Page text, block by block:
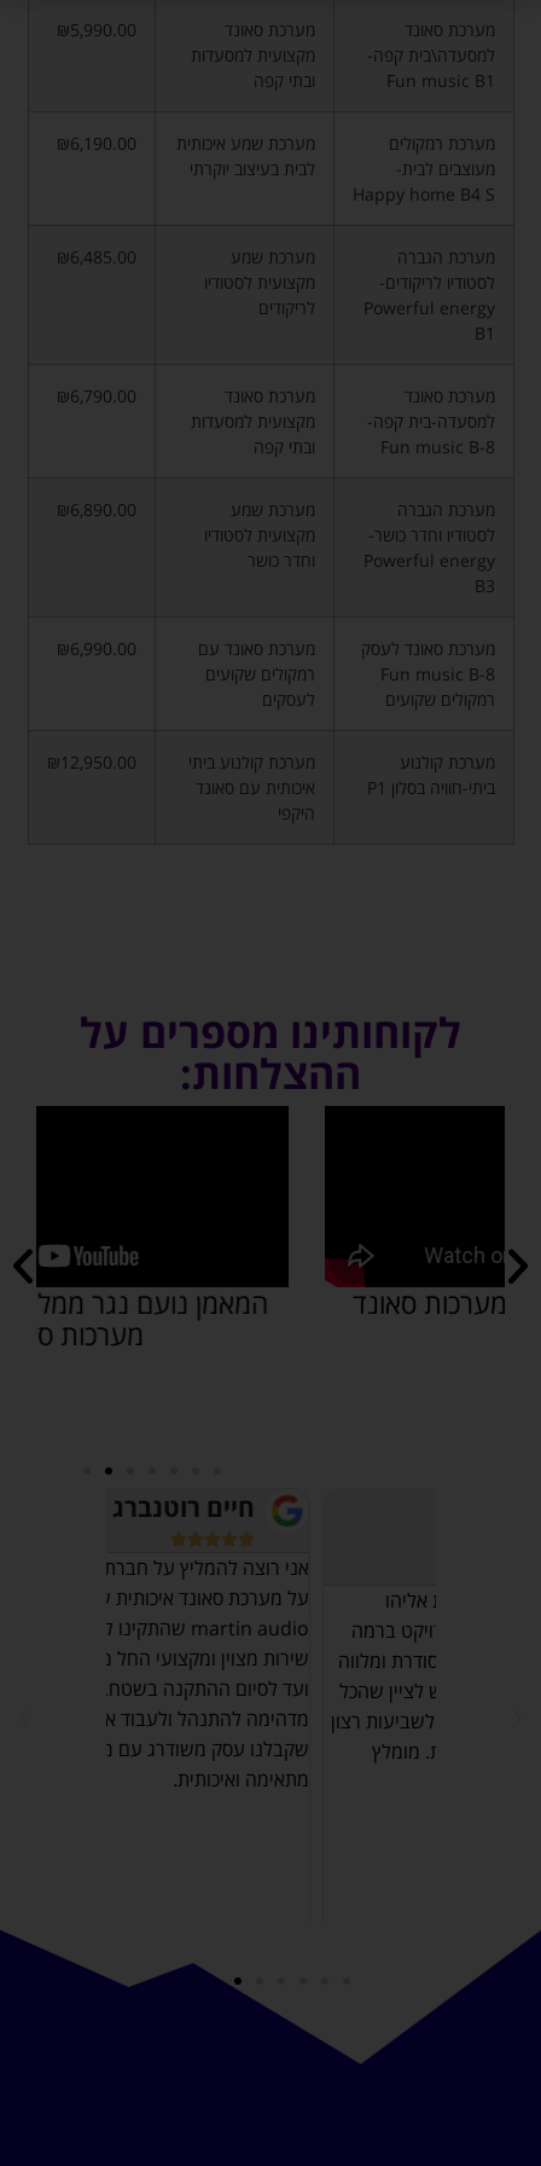
מערכת סאונד
למסעדה\בית קפה-
Fun music B1
מערכת סאונד
מקצועית למסעדות
ובתי קפה
₪5,990.00
מערכת רמקולים
מעוצבים לבית-
Happy home B4 S
מערכת שמע איכותית
לבית בעיצוב יוקרתי
₪6,190.00
מערכת הגברה
לסטודיו לריקודים-
Powerful energy
B1
מערכת שמע
מקצועית לסטודיו
לריקודים
₪6,485.00
מערכת סאונד
למסעדה-בית קפה-
Fun music B-8
מערכת סאונד
מקצועית למסעדות
ובתי קפה
₪6,790.00
מערכת הגברה
לסטודיו וחדר כושר-
Powerful energy
B3
מערכת שמע
מקצועית לסטודיו
וחדר כושר
₪6,890.00
מערכת סאונד לעסק
Fun music B-8
רמקולים שקועים
מערכת סאונד עם
רמקולים שקועים
לעסקים
₪6,990.00
מערכת קולנוע
ביתי-חוויה בסלון P1
מערכת קולנוע ביתי
איכותית עם סאונד
היקפי
₪12,950.00
לקוחותינו מספרים על
ההצלחות:
המאמן נועם נגר ממליץ על חברת א.א
מערכות סאונד
חיים רוטנברג
אני רוצה להמליץ על חברת א.א. מערכות
על מערכת סאונד איכותית של חברת
martin audio שהתקינו לנו בעסק. קבלנו
שירות מצוין ומקצועי החל משלב הפנייה
ועד לסיום ההתקנה בשטח. היתה לנו חוויה
מדהימה להתנהל ולעבוד איתם. והכי חשוב
שקבלנו עסק משודרג עם מערכת סאונד
מתאימה ואיכותית.